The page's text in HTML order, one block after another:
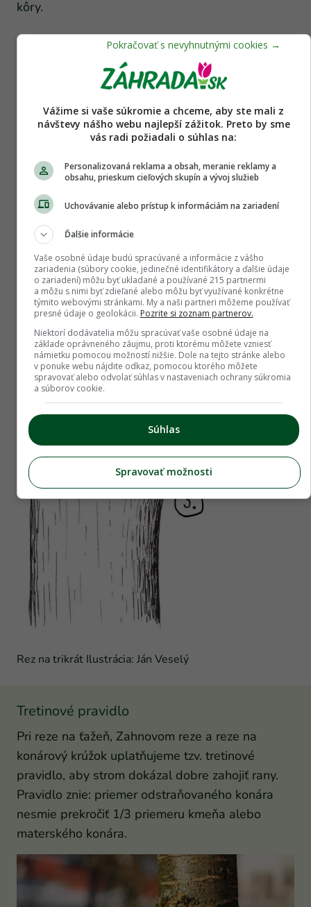
kôry.
Prvý rez sa vedie vo vzdialenosti asi 100 – 300
mm od mysleného konárového krúžku zo spodnej
strany konára do 1/4 až 1/3 priemeru. Druhý rez
(smerom von), až pokým konár bez zatrhnutia
kôry a lyka odpadne. Zostávajúci pahýľ sa
odstráni rezom na konárový krúžok, prípadne
rezom na ťažeň.
Rez na trikrát Ilustrácia: Ján Veselý
Tretinové pravidlo
Pri reze na ťažeň, Zahnovom reze a reze na
konárový krúžok uplatňujeme tzv. tretinové
pravidlo, aby strom dokázal dobre zahojiť rany.
Pravidlo znie: priemer odstraňovaného konára
nesmie prekročiť 1/3 priemeru kmeňa alebo
materského konára.
Vážime si vaše súkromie a chceme, aby ste mali z
návštevy nášho webu najlepší zážitok. Preto by sme
vás radi požiadali o súhlas na:
Personalizovaná reklama a obsah, meranie reklamy a
obsahu, prieskum cieľových skupín a vývoj služieb
Uchovávanie alebo prístup k informáciám na zariadení
Ďalšie informácie
Vaše osobné údaje budú spracúvané a informácie z vášho
zariadenia (súbory cookie, jedinečné identifikátory a ďalšie údaje
o zariadení) môžu byť ukladané a používané 215 partnermi
a môžu s nimi byť zdieľané alebo môžu byť využívané konkrétne
týmito webovými stránkami. My a naši partneri môžeme používať
presné údaje o geolokácii. Pozrite si zoznam partnerov.
Niektorí dodávatelia môžu spracúvať vaše osobné údaje na
základe oprávneného záujmu, proti ktorému môžete vzniesť
námietku pomocou možností nižšie. Dole na tejto stránke alebo
v ponuke webu nájdite odkaz, pomocou ktorého môžete
spravovať alebo odvolať súhlas v nastaveniach ochrany súkromia
a súborov cookie.
Súhlas
Spravovať možnosti